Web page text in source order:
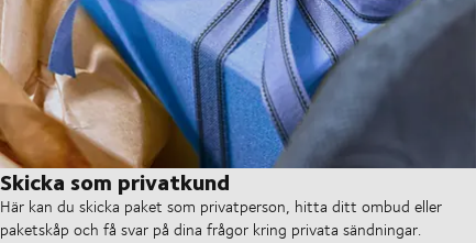
Skicka som privatkund
Här kan du skicka paket som privatperson, hitta ditt ombud eller
paketskåp och få svar på dina frågor kring privata sändningar.